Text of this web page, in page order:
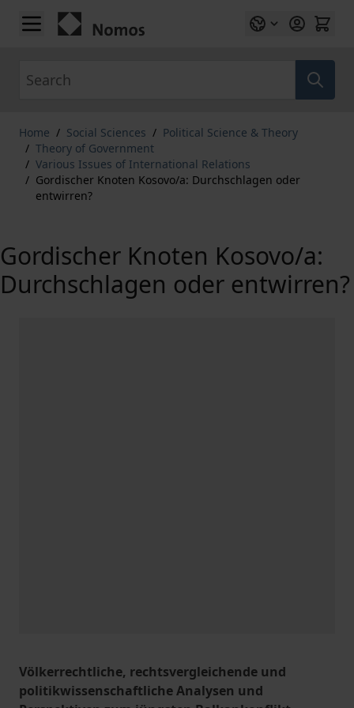
Skip to Content
Home / Social Sciences / Political Science & Theory
/ Theory of Government
/ Various Issues of International Relations
/ Gordischer Knoten Kosovo/a: Durchschlagen oder
entwirren?
Gordischer Knoten Kosovo/a:
Durchschlagen oder entwirren?
Völkerrechtliche, rechtsvergleichende und
politikwissenschaftliche Analysen und